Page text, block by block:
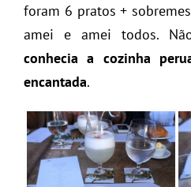
foram 6 pratos +
amei e amei todos.
conhecia a cozinha
encantada.